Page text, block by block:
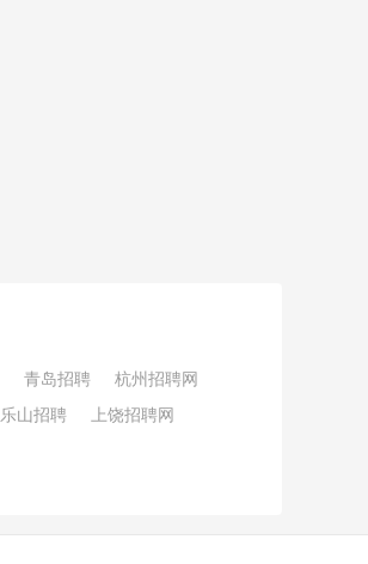
青岛招聘
杭州招聘网
乐山招聘 上饶招聘网